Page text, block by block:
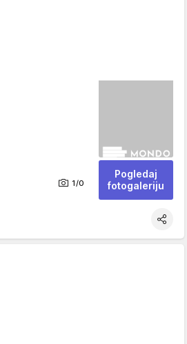
1/0
Pogledaj
fotogaleriju